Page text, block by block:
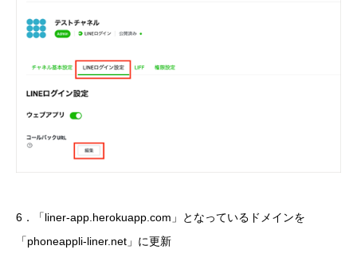
6．「liner-app.herokuapp.com」となっているドメインを
「phoneappli-liner.net」に更新